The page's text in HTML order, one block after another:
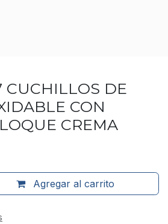
CUCHILLOS DE
CON
CREMA
Agregar al carrito